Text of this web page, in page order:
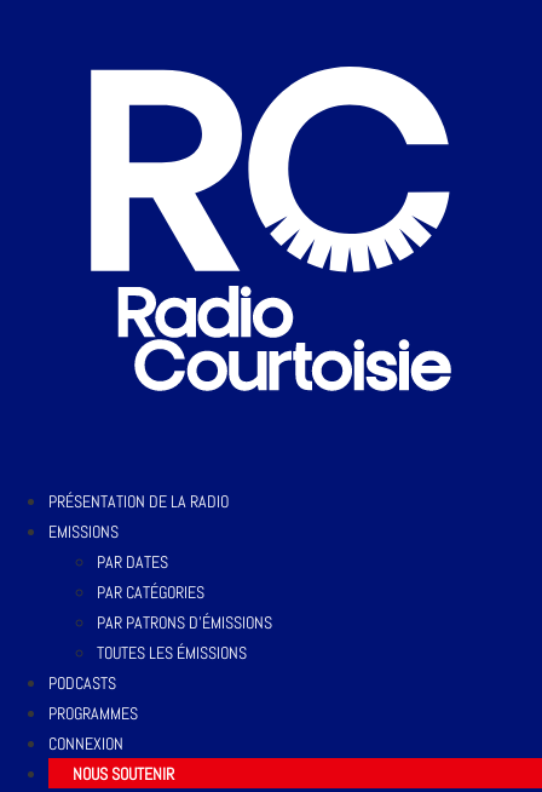
PRÉSENTATION DE LA RADIO
EMISSIONS
PAR DATES
PAR CATÉGORIES
PAR PATRONS D’ÉMISSIONS
TOUTES LES ÉMISSIONS
PODCASTS
PROGRAMMES
CONNEXION
NOUS SOUTENIR